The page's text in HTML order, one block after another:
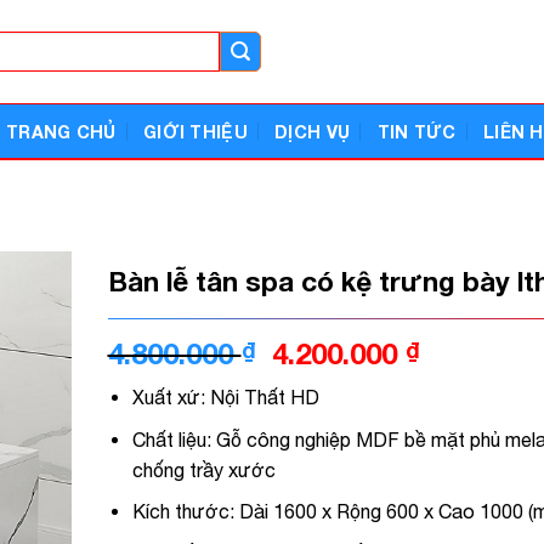
TRANG CHỦ GIỚI THIỆU DỊCH VỤ TIN TỨC LIÊN
Bàn lễ tân spa có kệ trưng bày
4.800.000₫
Giá
gốc
là:
4.800.000 ₫.
4.200.000 ₫Giá
là:
Xuất xứ: Nội Thất HD
Chất liệu: Gỗ công nghiệp MDF bề mặt phủ
chống trầy xước
Kích thước: Dài 1600 x Rộng 600 x Cao 1000